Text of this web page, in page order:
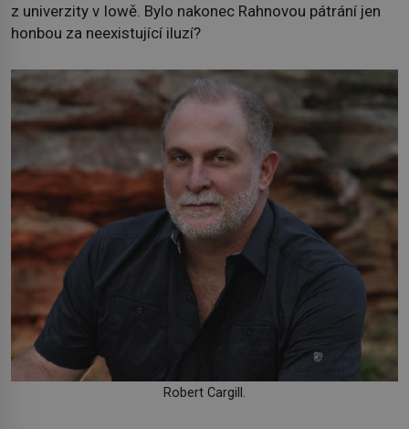
z univerzity v Iowě. Bylo nakonec Rahnovou pátrání jen
honbou za neexistující iluzí?
Robert Cargill.